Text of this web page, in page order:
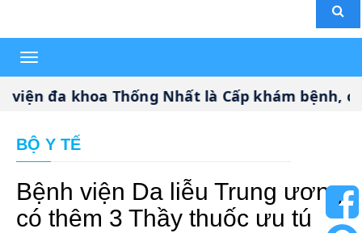
Toggle
navigation
đa khoa Thống Nhất là Cấp khám bệnh, chữa
BỘ Y TẾ
Bệnh viện Da liễu Trung ương
có thêm 3 Thầy thuốc ưu tú